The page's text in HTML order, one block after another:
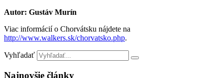
Autor: Gustáv Murín
Viac informácií o Chorvátsku nájdete na
http://www.walkers.sk/chorvatsko.php.
Vyhľadať
Najnovšie články